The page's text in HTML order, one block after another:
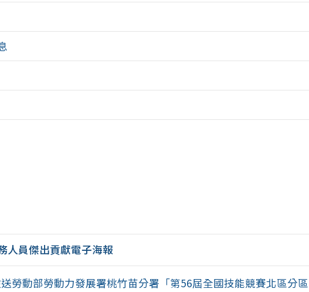
人員傑出貢獻電子海報
勞動部勞動力發展署桃竹苗分署「第56屆全國技能競賽北區分區